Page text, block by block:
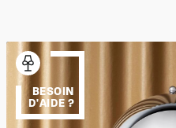
BESOIN
D'AIDE ?